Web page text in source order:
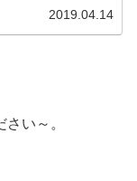
2019.04.14
い～。